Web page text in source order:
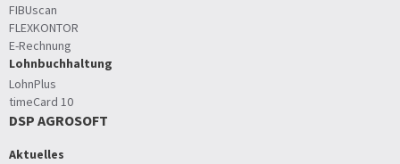
FIBUscan
FLEXKONTOR
E-Rechnung
Lohnbuchhaltung
LohnPlus
timeCard 10
DSP AGROSOFT
Aktuelles